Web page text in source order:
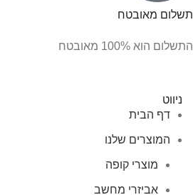
תשלום מאובטח
התשלום הוא 100% מאובטח
ניווט
דף הבית
המוצרים שלנו
מוצרי קופה
אביזרי מחשב